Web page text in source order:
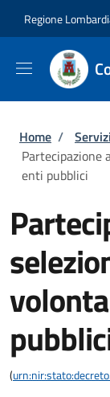
Regione
Briciole
Home / Servizi
Partecipazione
enti pubblici
(